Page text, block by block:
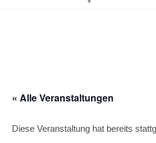
« Alle Veranstaltungen
Diese Veranstaltung hat bereits